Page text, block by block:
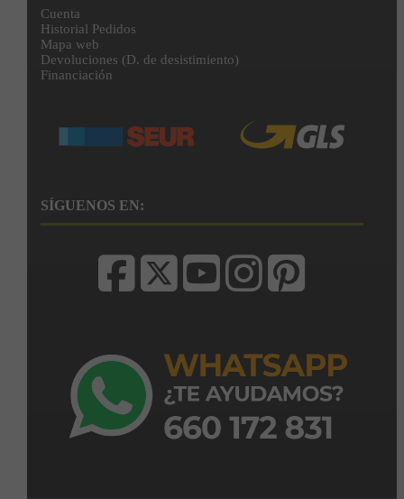
Cuenta
Historial Pedidos
Mapa web
Devoluciones (D. de desistimiento)
Financiación
SÍGUENOS EN: